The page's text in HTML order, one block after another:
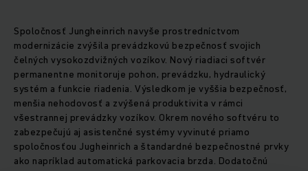
Spoločnosť Jungheinrich navyše prostredníctvom
modernizácie zvýšila prevádzkovú bezpečnosť svojich
čelných vysokozdvižných vozíkov. Nový riadiaci softvér
permanentne monitoruje pohon, prevádzku, hydraulický
systém a funkcie riadenia. Výsledkom je vyššia bezpečnosť,
menšia nehodovosť a zvýšená produktivita v rámci
všestrannej prevádzky vozíkov. Okrem nového softvéru to
zabezpečujú aj asistenčné systémy vyvinuté priamo
spoločnosťou Jugheinrich a štandardné bezpečnostné prvky
ako napríklad automatická parkovacia brzda. Dodatočnú